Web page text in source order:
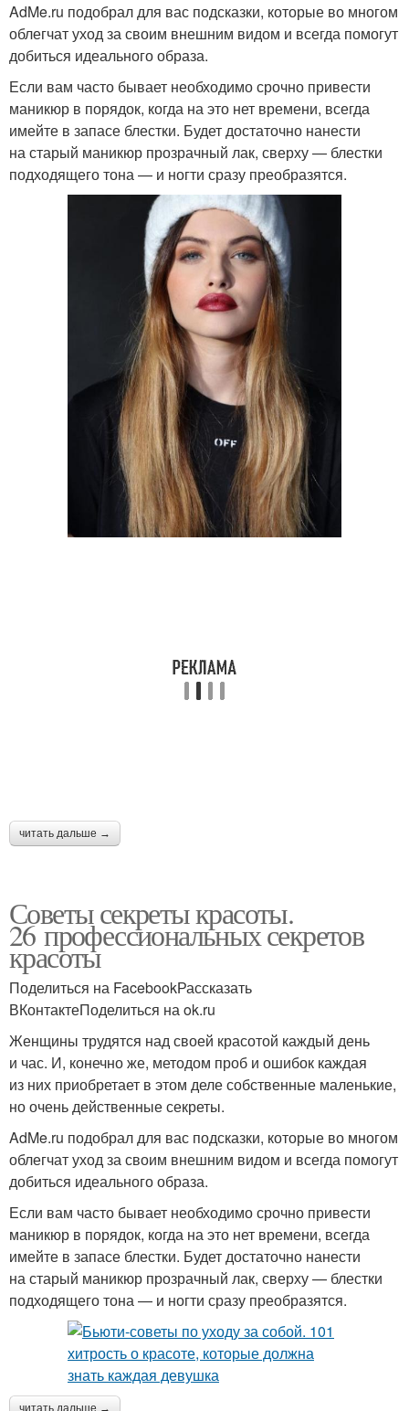
AdMe.ru подобрал для вас подсказки, которые во многом
облегчат уход за своим внешним видом и всегда помогут
добиться идеального образа.
Если вам часто бывает необходимо срочно привести
маникюр в порядок, когда на это нет времени, всегда
имейте в запасе блестки. Будет достаточно нанести
на старый маникюр прозрачный лак, сверху — блестки
подходящего тона — и ногти сразу преобразятся.
читать дальше →
Советы секреты красоты.
26 профессиональных секретов
красоты
Поделиться на FacebookРассказать
ВКонтактеПоделиться на ok.ru
Женщины трудятся над своей красотой каждый день
и час. И, конечно же, методом проб и ошибок каждая
из них приобретает в этом деле собственные маленькие,
но очень действенные секреты.
AdMe.ru подобрал для вас подсказки, которые во многом
облегчат уход за своим внешним видом и всегда помогут
добиться идеального образа.
Если вам часто бывает необходимо срочно привести
маникюр в порядок, когда на это нет времени, всегда
имейте в запасе блестки. Будет достаточно нанести
на старый маникюр прозрачный лак, сверху — блестки
подходящего тона — и ногти сразу преобразятся.
читать дальше →